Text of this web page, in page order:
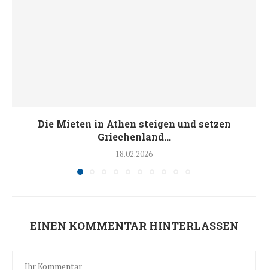
Die Mieten in Athen steigen und setzen
Griechenland...
18.02.2026
EINEN KOMMENTAR HINTERLASSEN